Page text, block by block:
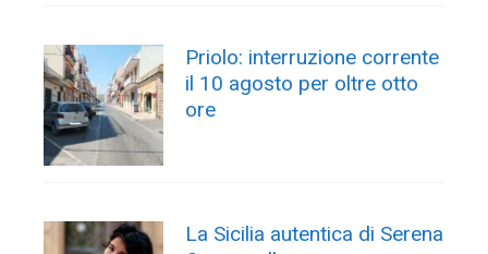
Priolo: interruzione corrente
il 10 agosto per oltre otto
ore
La Sicilia autentica di Serena